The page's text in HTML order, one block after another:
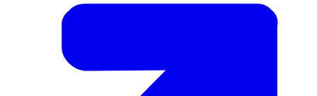
onvolledige informatie op deze website. Ziet u fouten
in de tekst of zijn er dingen onduidelijk,
geef dat dan
aan ons door via ons contactformulier.